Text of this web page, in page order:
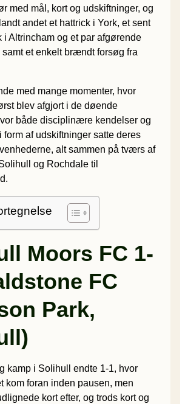
med mål, kort og udskiftninger, og
andet et hattrick i York, et sent
i Altrincham og et par afgørende
samt et enkelt brændt forsøg fra
med mange momenter, hvor
blev afgjort i de døende
både disciplinære kendelser og
form af udskiftninger satte deres
alt sammen på tværs af
og Rochdale til
Moors FC 1-
FC
Park,
kamp i Solihull endte 1-1, hvor
kom foran inden pausen, men
kort efter, og trods kort og